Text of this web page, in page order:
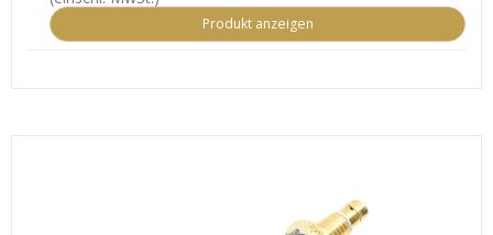
Produkt anzeigen